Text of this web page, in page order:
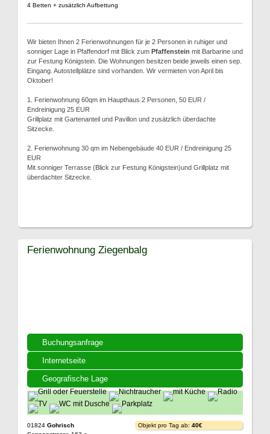
4 Betten + zusätzlich Aufbettung
Wir bieten Ihnen 2 Ferienwohnungen für je 2 Personen in ruhiger und
sonniger Lage in Pfaffendorf mit Blick zum Pfaffenstein mit Barbarine und
zur Festung Königstein. Die Wohnungen besitzen beide jeweils einen sep.
Eingang. Autostellplätze sind vorhanden. Wir vermieten von April bis
Oktober!
1. Ferienwohnung 60qm im Haupthaus 2 Personen, 50 EUR /
Endreinigung 25 EUR
Grillplatz mit Gartenanteil und Pavillon und zusätzlich überdachte
Sitzecke.
2. Ferienwohnung 30 qm im Nebengebäude 40 EUR / Endreinigung 25
EUR
Mit sonniger Terrasse (Blick zur Festung Königstein)und Grillplatz mit
überdachter Sitzecke.
Buchungsanfrage
Internetseite
Geografische Lage
Ferienwohnung Ziegenbalg
01824 Gohrisch
Objekt pro Tag ab: 40€